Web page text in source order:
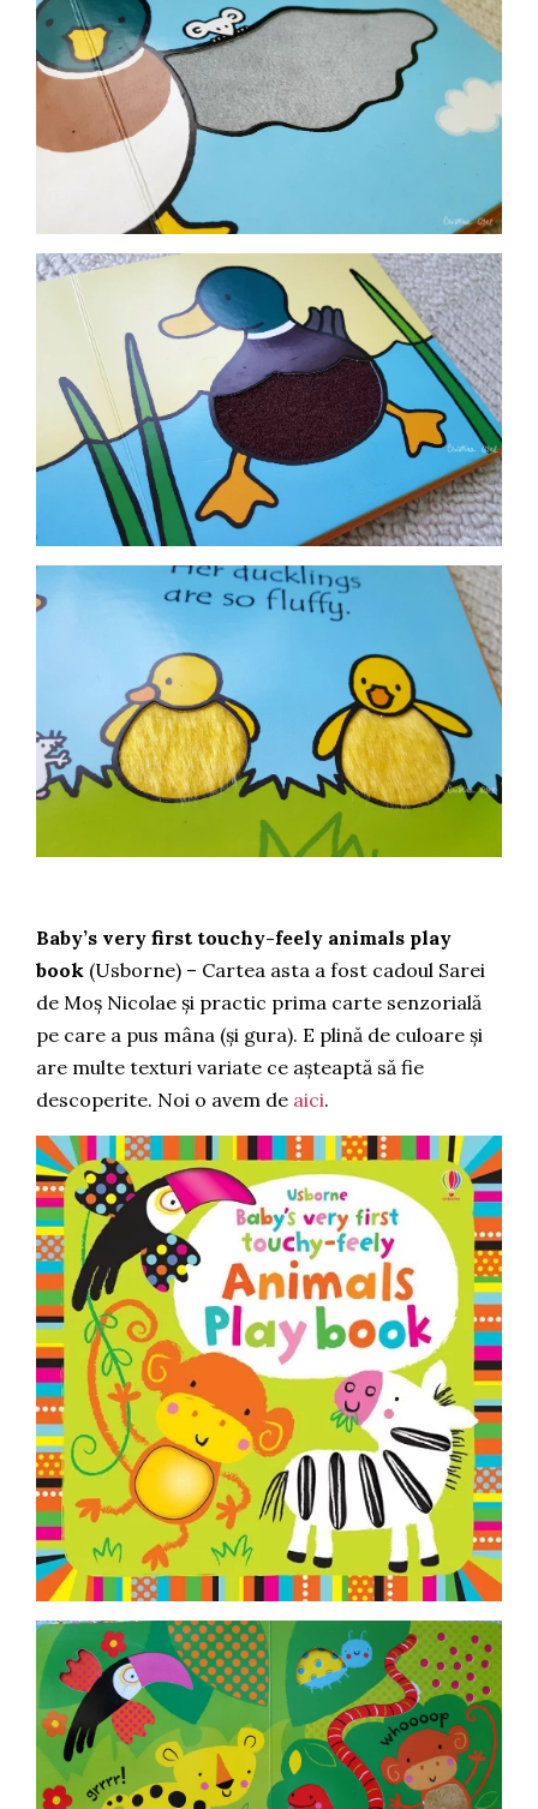
Baby’s very first touchy-feely animals play
book (Usborne) – Cartea asta a fost cadoul Sarei
de Moș Nicolae și practic prima carte senzorială
pe care a pus mâna (și gura). E plină de culoare și
are multe texturi variate ce așteaptă să fie
descoperite. Noi o avem de aici.